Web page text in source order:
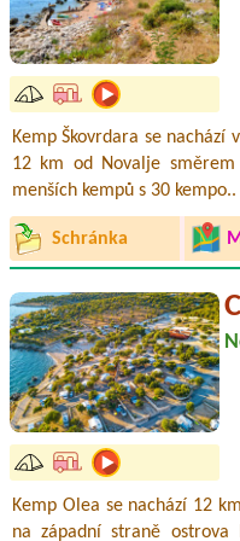
Kemp Škovrdara se nachází
12 km od Novalje
menších kempů s 30 kempo..
Schránka
Kemp Olea se nachází 12
na západní straně